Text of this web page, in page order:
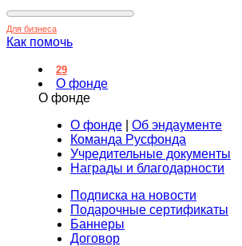
Для бизнеса
Как помочь
29
О фонде
О фонде
О фонде
Об эндаументе
Команда Русфонда
Учредительные документы
Награды и благодарности
Подписка на новости
Подарочные сертификаты
Баннеры
Договор